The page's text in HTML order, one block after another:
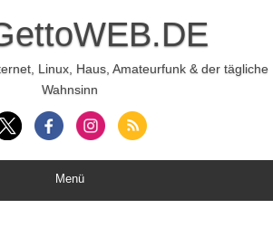
Linux, Haus, Amateurfunk & der tägliche
Wahnsinn
Menü